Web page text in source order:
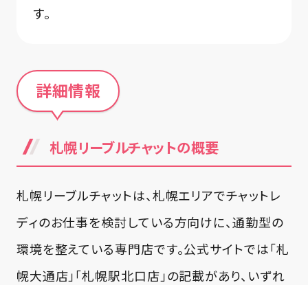
す。
詳細情報
札幌リーブルチャットの概要
札幌リーブルチャットは、札幌エリアでチャットレ
ディのお仕事を検討している方向けに、通勤型の
環境を整えている専門店です。公式サイトでは「札
幌大通店」「札幌駅北口店」の記載があり、いずれ